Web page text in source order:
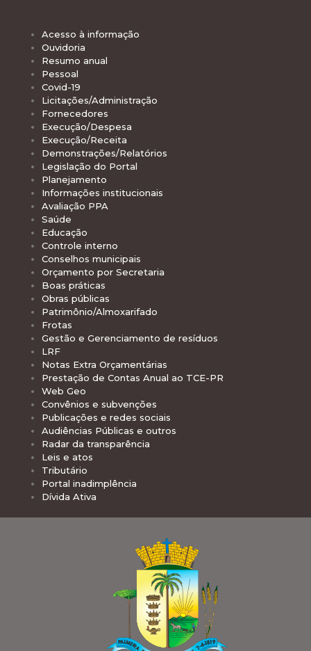
Acesso à informação
Ouvidoria
Resumo anual
Pessoal
Covid-19
Licitações/Administração
Fornecedores
Execução/Despesa
Execução/Receita
Demonstrações/Relatórios
Legislação do Portal
Planejamento
Informações institucionais
Avaliação PPA
Saúde
Educação
Controle interno
Conselhos municipais
Orçamento por Secretaria
Boas práticas
Obras públicas
Patrimônio/Almoxarifado
Frotas
Gestão e Gerenciamento de resíduos
LRF
Notas Extra Orçamentárias
Prestação de Contas Anual ao TCE-PR
Web Geo
Convênios e subvenções
Publicações e redes sociais
Audiências Públicas e outros
Radar da transparência
Leis e atos
Tributário
Portal inadimplência
Dívida Ativa